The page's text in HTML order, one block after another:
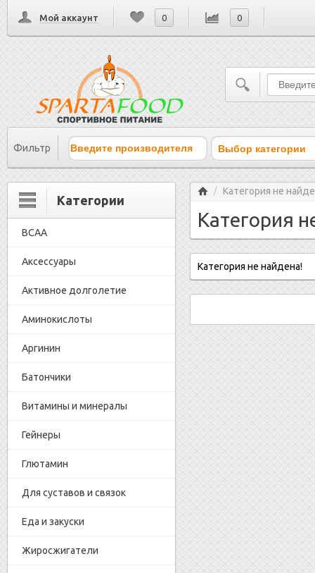
Мой аккаунт 0 0
Фильтр Выбор категории
Категории
BCAA
Аксессуары
Активное долголетие
Аминокислоты
Аргинин
Батончики
Витамины и минералы
Гейнеры
Глютамин
Для суставов и связок
Еда и закуски
Жиросжигатели
Главная
/ Категория не
Категория
Категория не найдена!